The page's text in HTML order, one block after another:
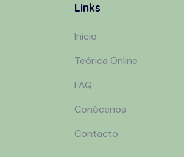
Links
Inicio
Teórica Online
FAQ
Conócenos
Contacto